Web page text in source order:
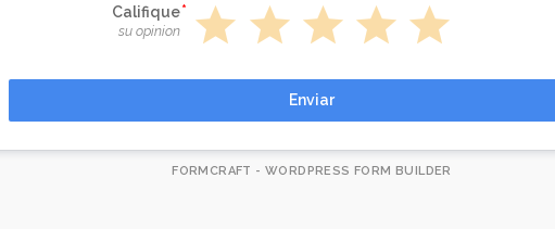
Califique
su opinion star star star star star
Enviar
FORMCRAFT - WORDPRESS FORM BUILDER